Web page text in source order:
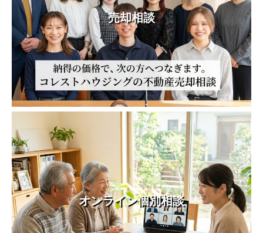
売却相談
オンライン個別相談